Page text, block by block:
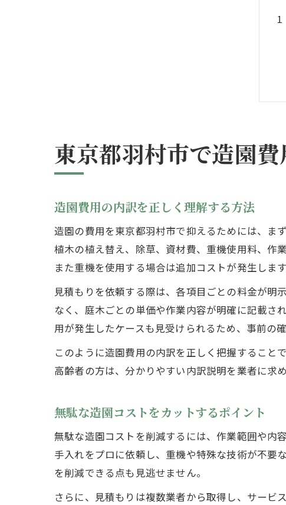
東京都羽村市で造園
造園費用の内訳を正しく理解する方法
造園の費用を東京都羽村市で抑えるためには、ま
植木の植え替え、除草、資材費、重機使用料、作
また重機を使用する場合は追加コストが発生します
見積もりを依頼する際は、各項目ごとの料金が明
なく、庭木ごとの単価や作業内容が明確に記載さ
用が発生したケースも見受けられるため、事前の確
このように造園費用の内訳を正しく把握すること
高齢者の方は、分かりやすい内訳説明を業者に求
無駄な造園コストをカットするポイント
無駄な造園コストを削減するには、作業範囲や内
手入れをプロに依頼し、重機や特殊な技術が不要
を削減できる点も見逃せません。
さらに、見積もりは複数業者から取得し、サービ